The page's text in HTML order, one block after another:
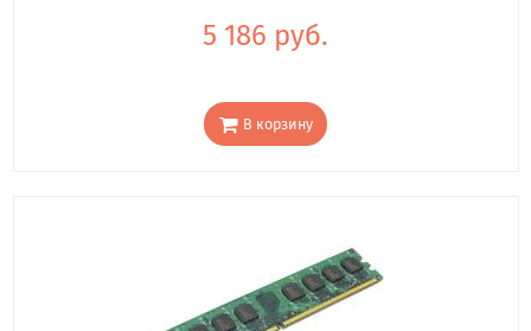
5 186 руб.
В корзину